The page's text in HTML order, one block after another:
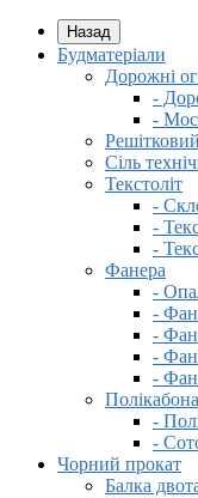
Назад
Будматеріали
Дорожні
-
-
Сіль
Текстоліт
-
-
-
Фанера
-
-
-
-
-
-
-
Чорний прокат
Балка